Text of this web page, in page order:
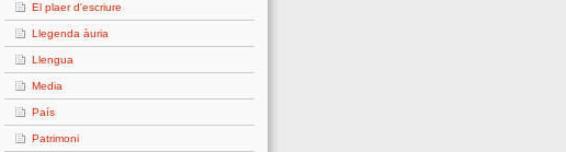
El plaer d'escriure
Llegenda àuria
Llengua
Media
País
Patrimoni